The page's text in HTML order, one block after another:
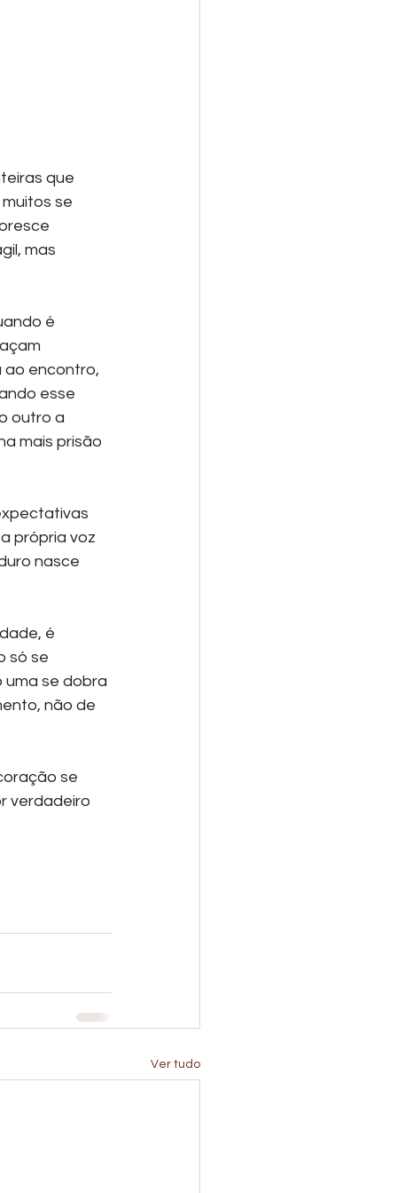
que
se
mas
é
ao encontro,
esse
outro a
mais prisão
própria voz
nasce
é
só se
uma se dobra
não de
se
verdadeiro
Ver tudo